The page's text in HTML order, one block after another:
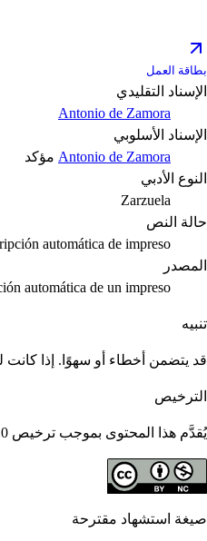
بطاقة العمل
الإسناد التقليدي
Antonio de Zamora
الإسناد الأسلوبي
Antonio de Zamora مؤكد
النوع الأدبي
Zarzuela
حالة النص
automática de impreso
المصدر
automática de un impreso.
تنبيه
قد يتضمن أخطاء أو سهوًا. إذا كانت
الترخيص
يُقدَّم هذا المحتوى بموجب ترخيص Creative Commons CC BY-NC 4.0. يُسمح بإعادة استخدامه مع الاستشهاد؛ ولا يُسمح بالاستخدامات التجارية.
صيغة استشهاد مقترحة